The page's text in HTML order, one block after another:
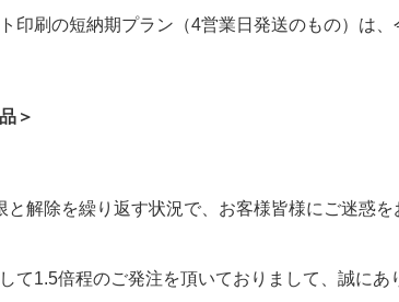
印刷の短納期プラン（4営業日発送のもの）は
＞
と解除を繰り返す状況で、お客様皆様にご迷惑
て1.5倍程のご発注を頂いておりまして、誠に